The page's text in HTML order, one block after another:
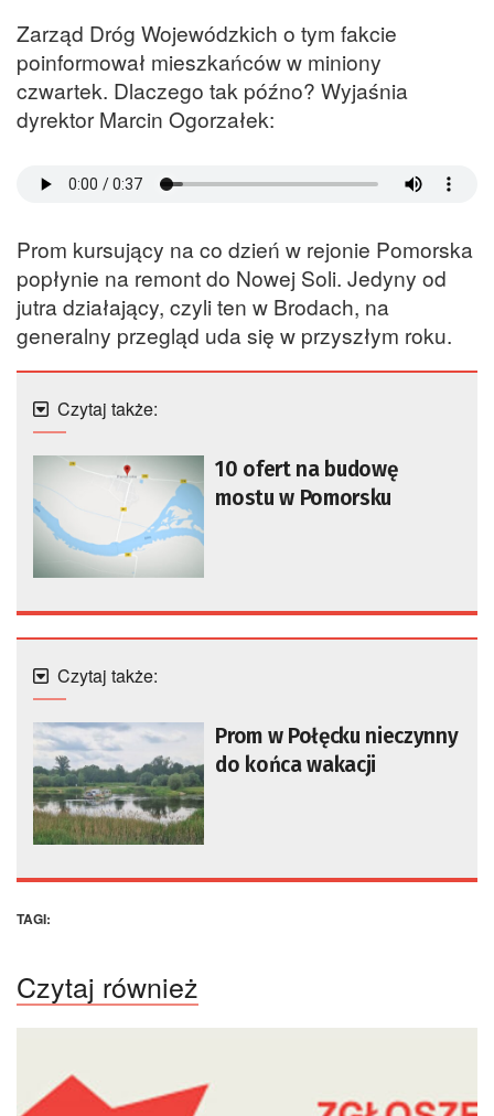
Zarząd Dróg Wojewódzkich o tym fakcie
poinformował mieszkańców w miniony
czwartek. Dlaczego tak późno? Wyjaśnia
dyrektor Marcin Ogorzałek:
Prom kursujący na co dzień w rejonie Pomorska
popłynie na remont do Nowej Soli. Jedyny od
jutra działający, czyli ten w Brodach, na
generalny przegląd uda się w przyszłym roku.
Czytaj także:
10 ofert na budowę
mostu w Pomorsku
Czytaj także:
Prom w Połęcku nieczynny
do końca wakacji
TAGI:
Czytaj również